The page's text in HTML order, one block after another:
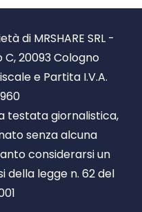
di MRSHARE SRL -
C, 20093 Cologno
e Partita I.V.A.
testata giornalistica,
senza alcuna
considerarsi un
della legge n. 62 del